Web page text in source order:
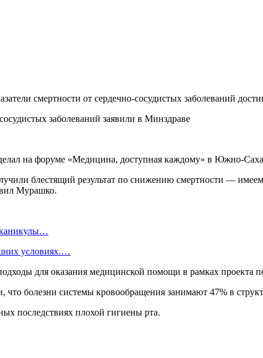
смертности от сердечно-сосудистых заболеваний
на форуме «Медицина, доступная каждому» в Южно-
блестящий результат по снижению смертности —
Мурашко.
каникулы…
условиях.…
для оказания медицинской помощи в рамках проекта
что болезни системы кровообращения занимают 47% в
последствиях плохой гигиены рта.